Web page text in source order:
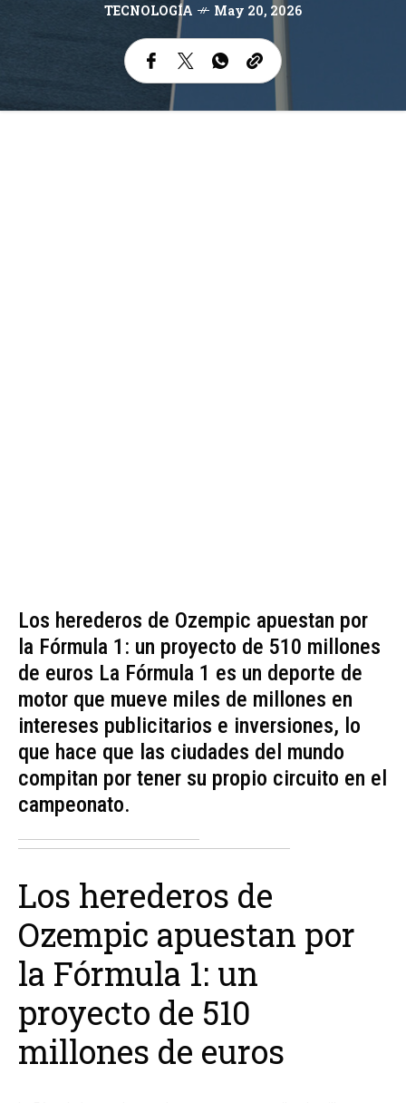
TECNOLOGÍA May 20, 2026
Los herederos de Ozempic apuestan por
la Fórmula 1: un proyecto de 510 millones
de euros La Fórmula 1 es un deporte de
motor que mueve miles de millones en
intereses publicitarios e inversiones, lo
que hace que las ciudades del mundo
compitan por tener su propio circuito en el
campeonato.
Los herederos de
Ozempic apuestan por
la Fórmula 1: un
proyecto de 510
millones de euros